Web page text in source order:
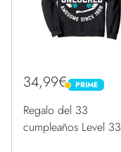
34,99€ PRIME
PRIME
Regalo del 33
cumpleaños Level 33